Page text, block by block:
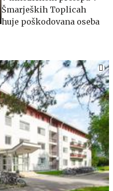
Šmarjeških Toplicah
huje poškodovana oseba